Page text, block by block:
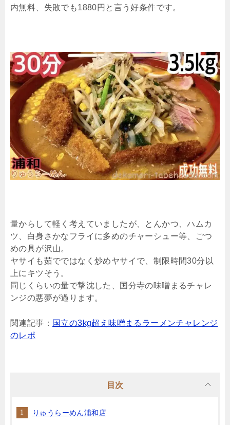
内無料、失敗でも1880円と言う好条件です。
量からして軽く考えていましたが、とんかつ、ハムカ
ツ、白身さかなフライに多めのチャーシュー等、ごつ
めの具が沢山。
ヤサイも茹でではなく炒めヤサイで、制限時間30分以
上にキツそう。
同じくらいの量で撃沈した、国分寺の味噌まるチャレ
ンジの悪夢が過ります。
関連記事： 国立の3kg超え味噌まるラーメンチャレンジ
のレポ
目次
りゅうらーめん浦和店